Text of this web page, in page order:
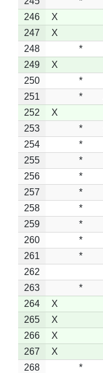
246
X
247
X
248
*
249
X
250
*
251
*
252
X
253
*
254
*
255
*
256
*
257
*
258
*
259
*
260
*
261
*
262
263
*
264
X
265
X
266
X
267
X
268
*